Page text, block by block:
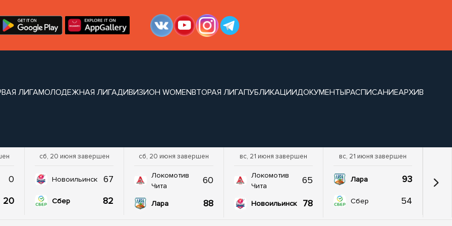
ЛИГАМОЛОДЕЖНАЯ ЛИГАДИВИЗИОН WOMENВТОРАЯ ЛИГАПУБЛИКАЦИИДОКУМЕНТЫРАСПИСАНИЕАРХИВ
0
20
сб, 20 июня завершен
Новоильинск 67
Сбер 82
сб, 20 июня завершен
Локомотив
Чита
60
Лара 88
вс, 21 июня завершен
Локомотив
Чита
65
Новоильинск 78
вс, 21 июня завершен
Лара 93
Сбер 54